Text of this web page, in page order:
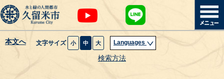
本文へ 文字サイズ 小 中 大 Languages
検索方法
暮らし・届出